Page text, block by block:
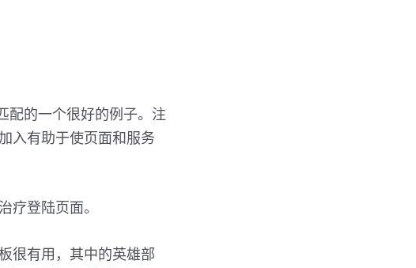
配的一个很好的例子。注
入有助于使页面和服务
疗登陆页面。
很有用，其中的英雄部